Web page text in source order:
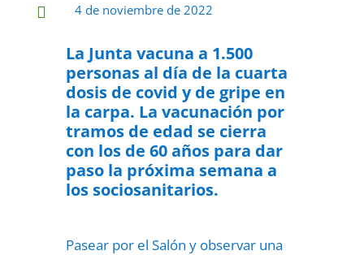
 4 de noviembre de 2022
La Junta vacuna a 1.500
personas al día de la cuarta
dosis de covid y de gripe en
la carpa. La vacunación por
tramos de edad se cierra
con los de 60 años para dar
paso la próxima semana a
los sociosanitarios.
Pasear por el Salón y observar una